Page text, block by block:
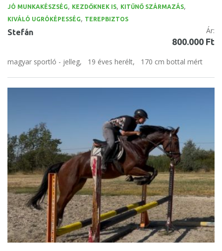
JÓ MUNKAKÉSZSÉG, KEZDŐKNEK IS, KITŰNŐ SZÁRMAZÁS,
KIVÁLÓ UGRÓKÉPESSÉG, TEREPBIZTOS
Stefán Ár:
800.000 Ft
magyar sportló - jelleg, 19 éves herélt, 170 cm bottal mért